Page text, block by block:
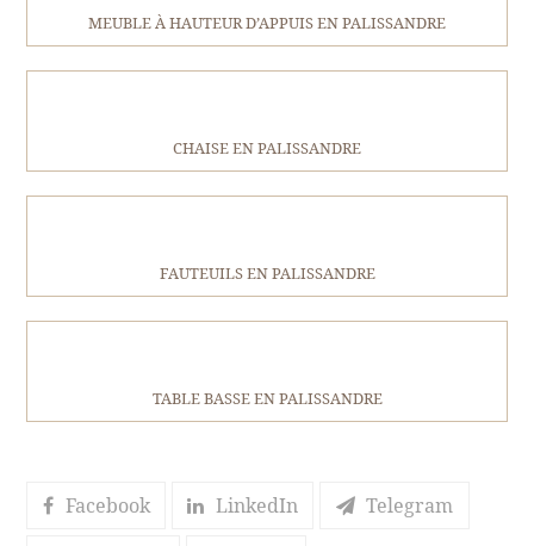
MEUBLE À HAUTEUR D’APPUIS EN PALISSANDRE
CHAISE EN PALISSANDRE
FAUTEUILS EN PALISSANDRE
TABLE BASSE EN PALISSANDRE
Facebook LinkedIn Telegram